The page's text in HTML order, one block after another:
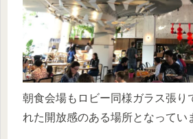
朝食会場もロビー同様ガラス張り
れた開放感のある場所となってい